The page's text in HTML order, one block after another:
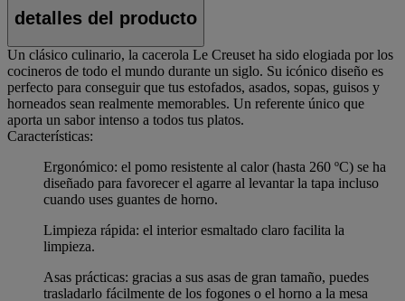
detalles del producto
Un clásico culinario, la cacerola Le Creuset ha sido elogiada por los
cocineros de todo el mundo durante un siglo. Su icónico diseño es
perfecto para conseguir que tus estofados, asados, sopas, guisos y
horneados sean realmente memorables. Un referente único que
aporta un sabor intenso a todos tus platos.
Características:
Ergonómico: el pomo resistente al calor (hasta 260 ºC) se ha
diseñado para favorecer el agarre al levantar la tapa incluso
cuando uses guantes de horno.
Limpieza rápida: el interior esmaltado claro facilita la
limpieza.
Asas prácticas: gracias a sus asas de gran tamaño, puedes
trasladarlo fácilmente de los fogones o el horno a la mesa